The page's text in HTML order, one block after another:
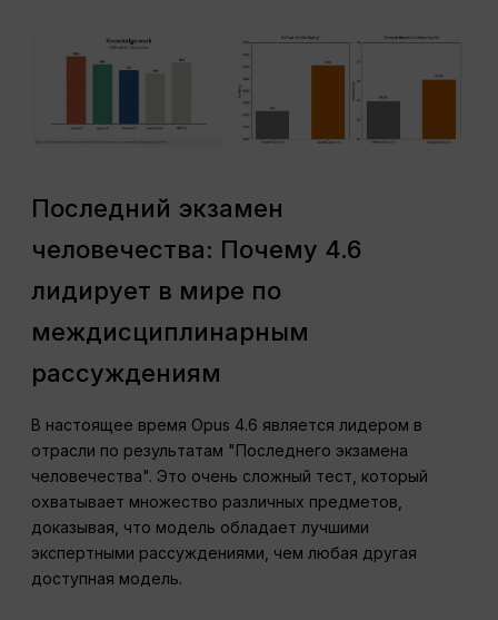
Последний экзамен
человечества: Почему 4.6
лидирует в мире по
междисциплинарным
рассуждениям
В настоящее время Opus 4.6 является лидером в
отрасли по результатам "Последнего экзамена
человечества". Это очень сложный тест, который
охватывает множество различных предметов,
доказывая, что модель обладает лучшими
экспертными рассуждениями, чем любая другая
доступная модель.